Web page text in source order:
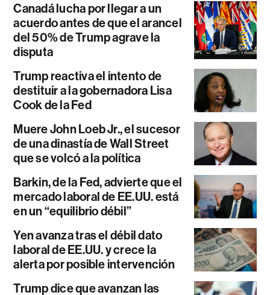
Canadá lucha por llegar a un
acuerdo antes de que el arancel
del 50% de Trump agrave la
disputa
Trump reactiva el intento de
destituir a la gobernadora Lisa
Cook de la Fed
Muere John Loeb Jr., el sucesor
de una dinastía de Wall Street
que se volcó a la política
Barkin, de la Fed, advierte que el
mercado laboral de EE.UU. está
en un “equilibrio débil”
Yen avanza tras el débil dato
laboral de EE.UU. y crece la
alerta por posible intervención
Trump dice que avanzan las